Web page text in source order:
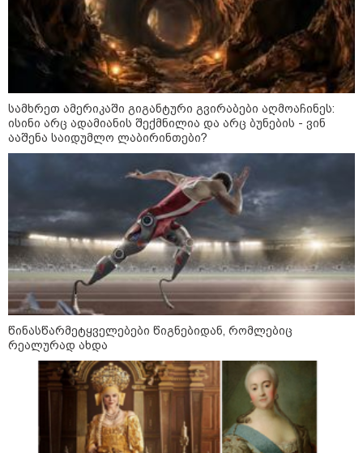
მსოფლიო
13:15 / 08-08-2026
უძველესი სენი და ეპიდემია: აშშ-ში
ერთდროულად კეთრს და ნაწლავურ
ინფექციას ებრძვიან - რა უნდა ვიცოდეთ
და რამდენად სახიფათოა
13:36 / 09-08-2026
სამხრეთ ამერიკაში გიგანტური გვირაბები აღმოაჩინეს:
ისინი არც ადამიანის შექმნილია და არც ბუნების - ვინ
ააშენა საიდუმლო ლაბირინთები?
წინასწარმეტყველებები წიგნებიდან, რომლებიც
რეალურად ახდა